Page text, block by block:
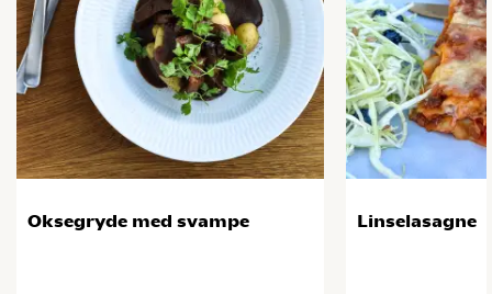
Oksegryde med svampe Linselasagne